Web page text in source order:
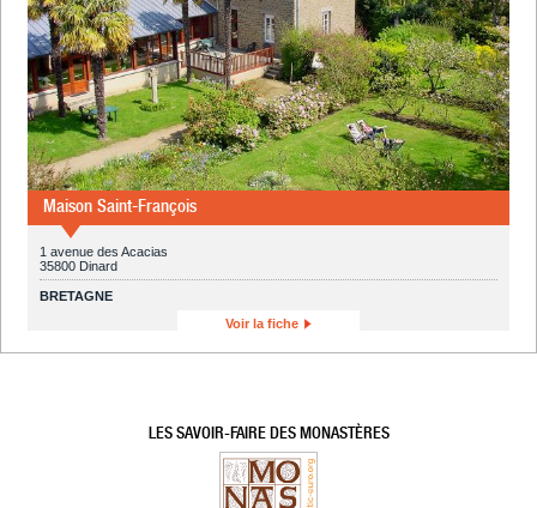
Maison Saint-François
1 avenue des Acacias
35800 Dinard
BRETAGNE
Voir la fiche
LES SAVOIR-FAIRE DES MONASTÈRES